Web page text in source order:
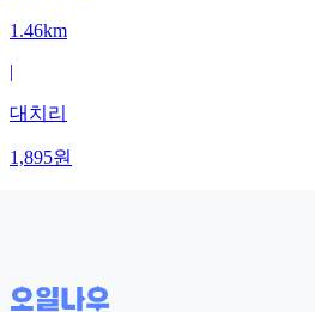
1.46km
|
대치리
1,895원